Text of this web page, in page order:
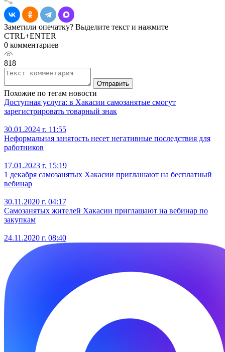
Заметили опечатку? Выделите текст и нажмите
CTRL+ENTER
0 комментариев
818
Отправить
Похожие по тегам новости
Доступная услуга: в Хакасии самозанятые смогут
зарегистрировать товарный знак
30.01.2024 г. 11:55
Неформальная занятость несет негативные последствия для
работников
17.01.2023 г. 15:19
1 декабря самозанятых Хакасии приглашают на бесплатный
вебинар
30.11.2020 г. 04:17
Самозанятых жителей Хакасии приглашают на вебинар по
закупкам
24.11.2020 г. 08:40